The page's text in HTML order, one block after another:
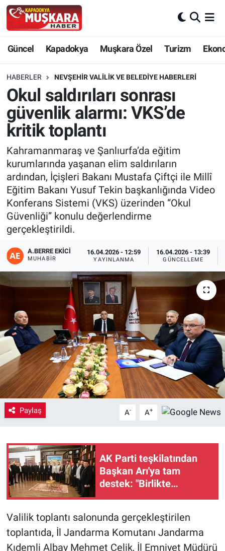
Güncel Kapadokya Muşkara Özel Turizm
HABERLER NEVŞEHIR VALILIK VE BELEDIYE HABERLERI
Okul saldırıları sonrası
güvenlik alarmı: VKS’de
kritik toplantı
Kahramanmaraş ve Şanlıurfa’da eğitim
kurumlarında yaşanan elim saldırıların
ardından, İçişleri Bakanı Mustafa Çiftçi ile Millî
Eğitim Bakanı Yusuf Tekin başkanlığında Video
Konferans Sistemi (VKS) üzerinden “Okul
Güvenliği” konulu değerlendirme
gerçekleştirildi.
A.BERRE EKICI
MUHABIR
16.04.2026 - 12:59
YAYINLANMA
16.04.2026 - 13:39
GÜNCELLEME
Paylaş A- A+
AK Parti teşkilatından
Başkan Arı'ya tam
destek: "Birlikte
Valilik toplantı salonunda gerçekleştirilen
toplantıda, İl Jandarma Komutanı Jandarma
Kıdemli Albay Mehmet Çelik, İl Emniyet Müdürü
Güncel
SEÇİM
Muşkara Özel
Kapadokya
Turizm
Kültür - Sanat
VEFATLAR
Nevşehir Hava Durumu
Nevşehir Trafik Yoğunluk Haritası
Süper Lig Puan Durumu ve Fikstür
Tüm Manşetler
Son Dakika Haberleri
Haber Arşivi